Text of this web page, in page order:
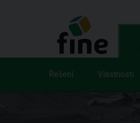
Řešení Vlastnosti